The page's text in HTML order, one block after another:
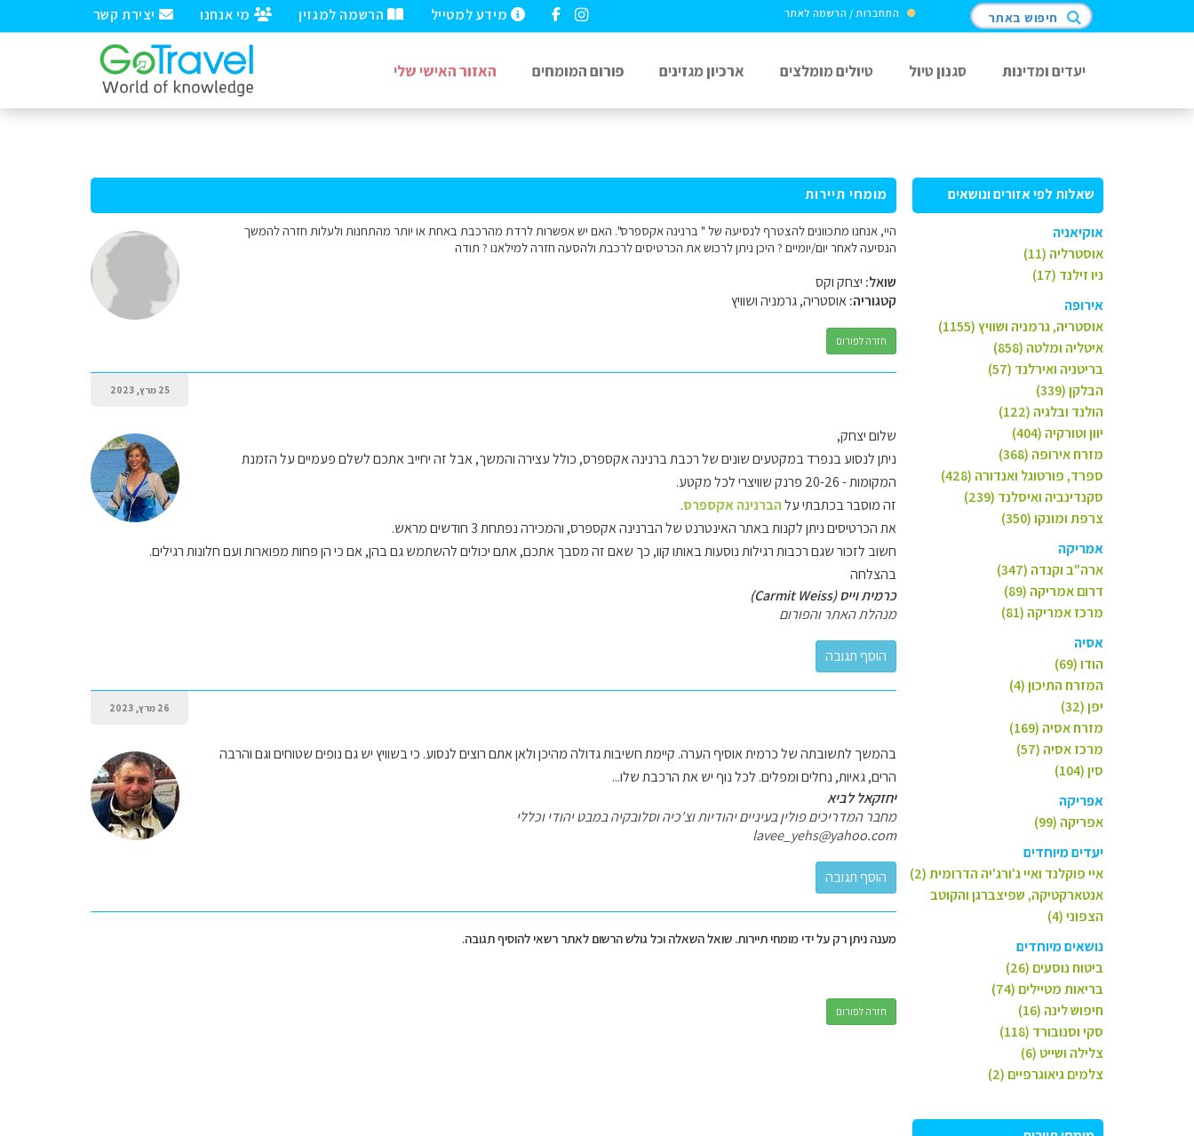
יצירת קשר מי אנחנו הרשמה למגזין מידע למטייל התחברות / הרשמה לאתר חיפוש באתר
יעדים ומדינות סגנון טיול טיולים מומלצים ארכיון מגזינים פורום המומחים האזור האישי שלי
שאלות לפי אזורים ונושאים
אוקיאניה
אוסטרליה (11)
ניו זילנד (17)
אירופה
אוסטריה, גרמניה ושוויץ (1155)
איטליה ומלטה (858)
בריטניה ואירלנד (57)
הבלקן (339)
הולנד ובלגיה (122)
יוון וטורקיה (404)
מזרח אירופה (368)
ספרד, פורטוגל ואנדורה (428)
סקנדינביה ואיסלנד (239)
צרפת ומונקו (350)
אמריקה
ארה"ב וקנדה (347)
דרום אמריקה (89)
מרכז אמריקה (81)
אסיה
הודו (69)
המזרח התיכון (4)
יפן (32)
מזרח אסיה (169)
מרכז אסיה (57)
סין (104)
אפריקה
אפריקה (99)
יעדים מיוחדים
איי פוקלנד ואיי ג'ורג'יה הדרומית (2)
אנטארקטיקה, שפיצברגן והקוטב
הצפוני (4)
נושאים מיוחדים
ביטוח נוסעים (26)
בריאות מטיילים (74)
חיפוש לינה (16)
סקי וסנובורד (118)
צלילה ושייט (6)
צלמים גיאוגרפיים (2)
מומחי תיירות
היי, אנחנו מתכוונים להצטרף לנסיעה של " ברנינה אקספרס". האם יש אפשרות לרדת מהרכבת באחת או יותר מהתחנות ולעלות חזרה להמשך
הנסיעה לאחר יום/יומיים ? היכן ניתן לרכוש את הכרטיסים לרכבת ולהסעה חזרה למילאנו ? תודה
שואל: יצחק וקס
קטגוריה:אוסטריה, גרמניה ושוויץ
חזרה לפורום
25 מרץ, 2023
שלום יצחק,
ניתן לנסוע בנפרד במקטעים שונים של רכבת ברנינה אקספרס, כולל עצירה והמשך, אבל זה יחייב אתכם לשלם פעמיים על הזמנת
המקומות - 20-26 פרנק שוויצרי לכל מקטע.
זה מוסבר בכתבתי עלהברנינה אקספרס.
את הכרטיסים ניתן לקנות באתר האינטרנט של הברנינה אקספרס, והמכירה נפתחת 3 חודשים מראש.
חשוב לזכור שגם רכבות רגילות נוסעות באותו קוו, כך שאם זה מסבך אתכם, אתם יכולים להשתמש גם בהן, אם כי הן פחות מפוארות ועם חלונות רגילים.
בהצלחה
כרמית וייס (Carmit Weiss)
מנהלת האתר והפורום
26 מרץ, 2023
בהמשך לתשובתה של כרמית אוסיף הערה. קיימת חשיבות גדולה מהיכן ולאן אתם רוצים לנסוע. כי בשוויץ יש גם נופים שטוחים וגם והרבה
הרים, גאיות, נחלים ומפלים. לכל נוף יש את הרכבת שלו...
יחזקאל לביא
מחבר המדריכים פולין בעיניים יהודיות וצ'כיה וסלובקיה במבט יהודי וכללי
lavee_yehs@yahoo.com
מענה ניתן רק על ידי מומחי תיירות. שואל השאלה וכל גולש הרשום לאתר רשאי להוסיף תגובה.
חזרה לפורום